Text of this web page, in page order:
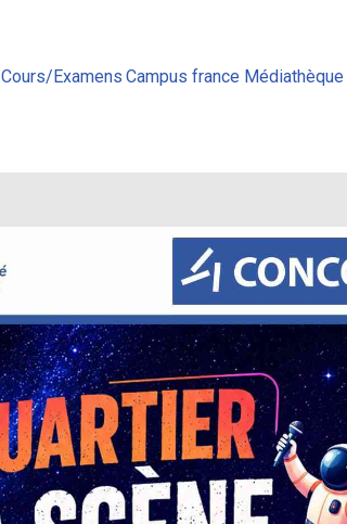
Cours/Examens Campus france Médiathèque